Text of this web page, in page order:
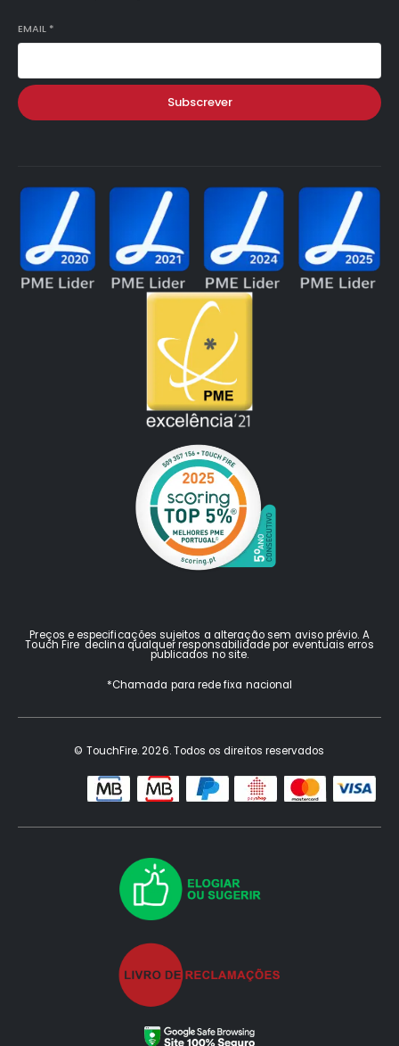
EMAIL *
Subscrever
Preços e especificações sujeitos a alteração sem aviso prévio. A
Touch Fire declina qualquer responsabilidade por eventuais erros
publicados no site.
*Chamada para rede fixa nacional
© TouchFire. 2026. Todos os direitos reservados